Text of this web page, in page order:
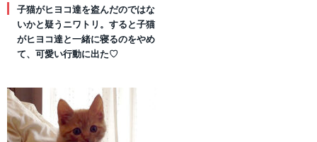
子猫がヒヨコ達を盗んだのではな
いかと疑うニワトリ。すると子猫
がヒヨコ達と一緒に寝るのをやめ
て、可愛い行動に出た♡